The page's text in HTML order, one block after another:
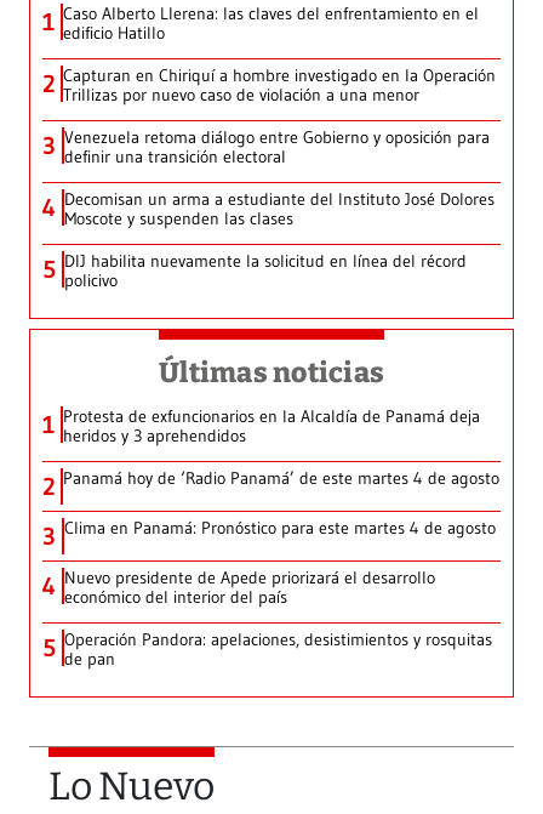
1 Caso Alberto Llerena: las claves del enfrentamiento en el
edificio Hatillo
2 Capturan en Chiriquí a hombre investigado en la Operación
Trillizas por nuevo caso de violación a una menor
3 Venezuela retoma diálogo entre Gobierno y oposición para
definir una transición electoral
4 Decomisan un arma a estudiante del Instituto José Dolores
Moscote y suspenden las clases
5 DIJ habilita nuevamente la solicitud en línea del récord
policivo
Últimas noticias
1 Protesta de exfuncionarios en la Alcaldía de Panamá deja
heridos y 3 aprehendidos
2 Panamá hoy de ‘Radio Panamá’ de este martes 4 de agosto
3 Clima en Panamá: Pronóstico para este martes 4 de agosto
4 Nuevo presidente de Apede priorizará el desarrollo
económico del interior del país
5 Operación Pandora: apelaciones, desistimientos y rosquitas
de pan
Lo Nuevo